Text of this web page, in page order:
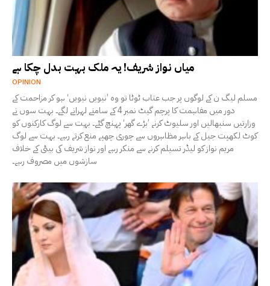
میاں نواز شریف! یہ ملک بہت بدل چکا ہے
OPINION
مسلم لیگ ن کے لوگوں پر جب عتاب ٹوٹا تو وہ ’نیویں نیویں‘ ہو کر مزاحمت کے
دور میں مفاہمت کا پرچم گیٹ نمبر 4 کے سامنے لہرانے لگے۔ بہت سوں نے
وزارتیں سنبھالیں اور سلیوٹ کرنے ’بڑے گھر‘ پہنچ گئے۔ بہت سے لوگ کارکنوں کو
کوٹ لکھپت جیل کے باہر مظاہروں سے چوری چھپے منع کرتے رہے۔ بہت سے لوگ
مریم نواز کو لیڈر تسیلم کرنے سے منکر رہے اور نواز شریف کی بیٹی کے خلاف
سازشوں میں مصروف رہے۔